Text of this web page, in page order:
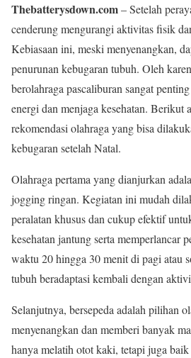
Thebatterysdown.com– Setelah
cenderung mengurangi aktivitas fisik
Kebiasaan ini, meski menyenangkan,
penurunan kebugaran tubuh. Oleh
berolahraga pascaliburan sangat
energi dan menjaga kesehatan. Berikut
rekomendasi olahraga yang bisa
kebugaran setelah Natal.
Olahraga pertama yang dianjurkan
jogging ringan. Kegiatan ini mudah
peralatan khusus dan cukup efektif
kesehatan jantung serta memperlancar
waktu 20 hingga 30 menit di pagi atau
tubuh beradaptasi kembali dengan
Selanjutnya, bersepeda adalah pilihan
menyenangkan dan memberi banyak
hanya melatih otot kaki, tetapi juga